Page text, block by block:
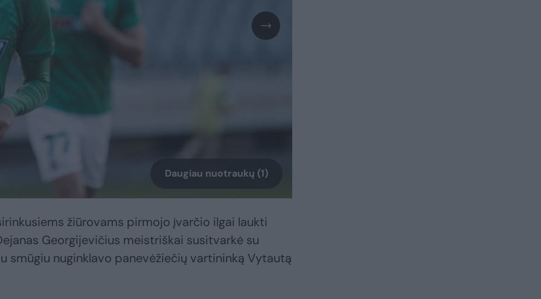
Daugiau nuotraukų (1)
žiūrovams pirmojo įvarčio ilgai laukti
Georgijevičius meistriškai susitvarkė su
smūgiu nuginklavo panevėžiečių vartininką Vytautą